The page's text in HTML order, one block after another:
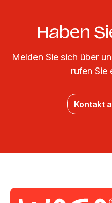
Haben
Melden Sie sich über
rufen Sie
Kontakt